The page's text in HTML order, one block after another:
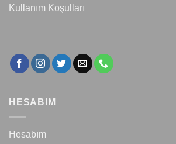
Kullanım Koşulları
HESABIM
Hesabım